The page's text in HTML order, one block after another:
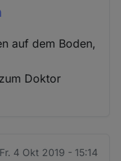
auf dem Boden,
Doktor
Fr. 4 Okt 2019 - 15:14